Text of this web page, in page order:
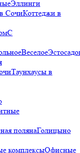
Эллинги
СочиКоттеджи в
С
Веселое
Таунхаусы в
полянаГолицыно
комплексыОфисные